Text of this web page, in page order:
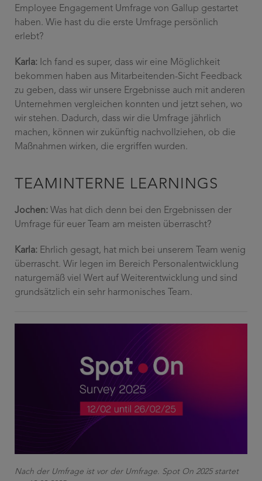
Employee Engagement Umfrage von Gallup gestartet
haben. Wie hast du die erste Umfrage persönlich
erlebt?
Karla: Ich fand es super, dass wir eine Möglichkeit
bekommen haben aus Mitarbeitenden-Sicht Feedback
zu geben, dass wir unsere Ergebnisse auch mit anderen
Unternehmen vergleichen konnten und jetzt sehen, wo
wir stehen. Dadurch, dass wir die Umfrage jährlich
machen, können wir zukünftig nachvollziehen, ob die
Maßnahmen wirken, die ergriffen wurden.
TEAMINTERNE LEARNINGS
Jochen: Was hat dich denn bei den Ergebnissen der
Umfrage für euer Team am meisten überrascht?
Karla: Ehrlich gesagt, hat mich bei unserem Team wenig
überrascht. Wir legen im Bereich Personalentwicklung
naturgemäß viel Wert auf Weiterentwicklung und sind
grundsätzlich ein sehr harmonisches Team.
Nach der Umfrage ist vor der Umfrage. Spot On 2025 startet